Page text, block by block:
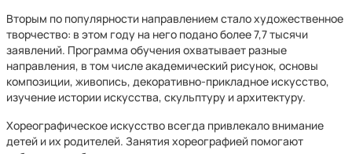
Вторым по популярности направлением стало художественное
творчество: в этом году на него подано более 7,7 тысячи
заявлений. Программа обучения охватывает разные
направления, в том числе академический рисунок, основы
композиции, живопись, декоративно-прикладное искусство,
изучение истории искусства, скульптуру и архитектуру.
Хореографическое искусство всегда привлекало внимание
детей и их родителей. Занятия хореографией помогают